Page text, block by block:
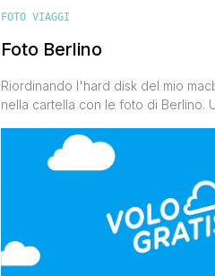
FOTO VIAGGI
Foto Berlino
Riordinando l'hard disk del mio
nella cartella con le foto di Berlino.
blog di viaggi, e con un biglietto
volati alla scoperta della capitale